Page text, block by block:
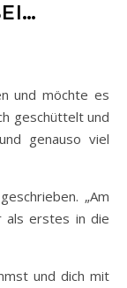
geschüttelt und
genauso viel
„Am
als erstes in die
und dich mit